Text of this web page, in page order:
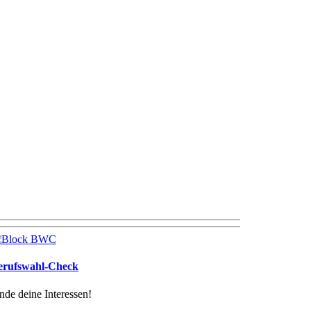
Check
deine Interessen!